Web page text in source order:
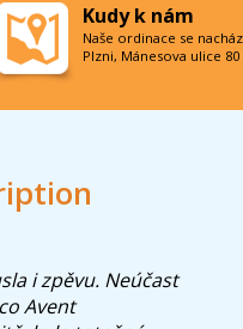
i zpěvu. Neúčast
Avent
Kudy k nám
Naše ordinace se
Plzni, Mánesova ulice 80